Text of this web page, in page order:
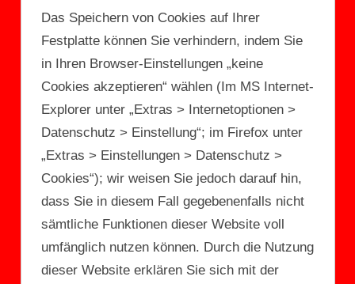
Das Speichern von Cookies auf Ihrer
Festplatte können Sie verhindern, indem Sie
in Ihren Browser-Einstellungen „keine
Cookies akzeptieren“ wählen (Im MS Internet-
Explorer unter „Extras > Internetoptionen >
Datenschutz > Einstellung“; im Firefox unter
„Extras > Einstellungen > Datenschutz >
Cookies“); wir weisen Sie jedoch darauf hin,
dass Sie in diesem Fall gegebenenfalls nicht
sämtliche Funktionen dieser Website voll
umfänglich nutzen können. Durch die Nutzung
dieser Website erklären Sie sich mit der